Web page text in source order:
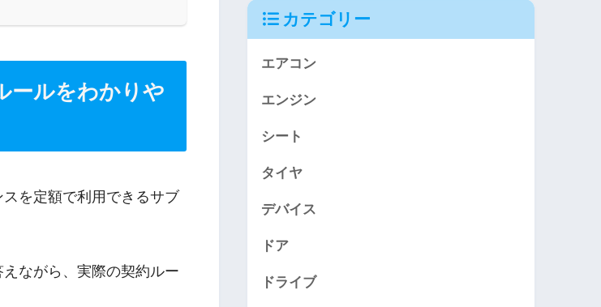
ールをわかりや
を定額で利用できるサブ
ながら、実際の契約ルー
カテゴリー
エアコン
エンジン
シート
タイヤ
デバイス
ドア
ドライブ